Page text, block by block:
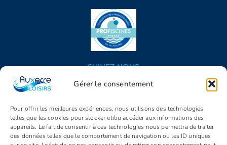
Gérer le consentement
Pour offrir les meilleures expériences, nous utilisons des technologies
telles que les cookies pour stocker et/ou accéder aux informations des
appareils. Le fait de consentir à ces technologies nous permettra de traiter
des données telles que le comportement de navigation ou les ID uniques
SUIVEZ NOUS